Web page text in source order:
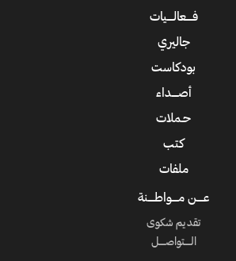
فــــعالــــيات
جاليري
بودكاست
أصــــداء
حـملات
كتب
ملفات
عــــن مــــواطــــنة
تقديم شكوى
الــــتواصــــل